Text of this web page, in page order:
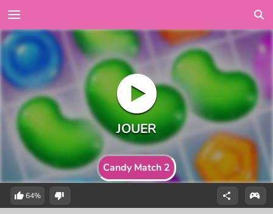
Candy Match 2
64%